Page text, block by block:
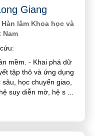
Giang
lâm Khoa học và
Nam
mềm. - Khai phá dữ
tập thô và ứng dụng
học chuyển giao,
suy diễn mờ, hệ s